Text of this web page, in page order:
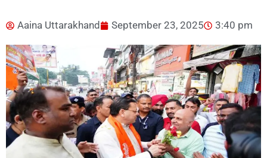
Aaina Uttarakhand September 23, 2025 3:40 pm